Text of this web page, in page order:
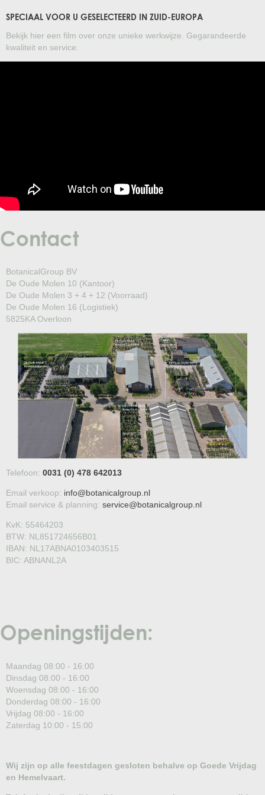
SPECIAAL VOOR U GESELECTEERD IN ZUID-EUROPA
Bekijk hier een film over onze unieke werkwijze. Gegarandeerde
kwaliteit en service.
Contact
BotanicalGroup BV
De Oude Molen 10 (Kantoor)
De Oude Molen 3 + 4 + 12 (Voorraad)
De Oude Molen 16 (Logistiek)
5825KA Overloon
Telefoon: 0031 (0) 478 642013
Email verkoop: info@botanicalgroup.nl
Email service & planning: service@botanicalgroup.nl
KvK: 55464203
BTW: NL851724656B01
IBAN: NL17ABNA0103403515
BIC: ABNANL2A
Openingstijden:
Maandag 08:00 - 16:00
Dinsdag 08:00 - 16:00
Woensdag 08:00 - 16:00
Donderdag 08:00 - 16:00
Vrijdag 08:00 - 16:00
Zaterdag 10:00 - 15:00
Wij zijn op alle feestdagen gesloten behalve op Goede Vrijdag
en Hemelvaart.